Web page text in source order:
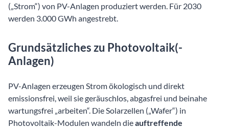
(„Strom“) von PV-Anlagen produziert werden. Für 2030
werden 3.000 GWh angestrebt.
Grundsätzliches zu Photovoltaik(-
Anlagen)
PV-Anlagen erzeugen Strom ökologisch und direkt
emissionsfrei, weil sie geräuschlos, abgasfrei und beinahe
wartungsfrei „arbeiten“. Die Solarzellen („Wafer“) in
Photovoltaik-Modulen wandeln dieauftreffende